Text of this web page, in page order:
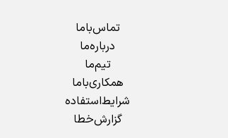
تماس‌باما
درباره‌ما
تیم‌ما
همکاری‌باما
شرایط‌استفاده
گزارش‌خطا